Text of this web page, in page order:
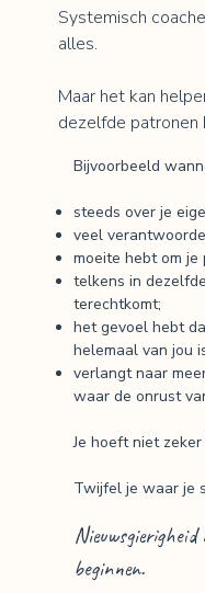
Systemisch
alles.
Maar het kan
dezelfde patronen
Bijvoorbeeld
steeds over je
veel
moeite hebt om je
telkens in
terechtkomt;
het gevoel hebt
helemaal van jou
verlangt naar
waar de onrust
Je hoeft niet
Twijfel je waar je
Nieuwsgierigheid
beginnen.